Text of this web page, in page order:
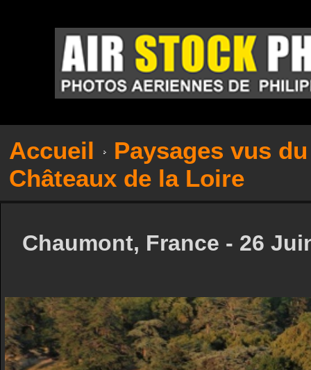
Accueil
Paysages vus
Châteaux de la Loire
Chaumont, France - 26